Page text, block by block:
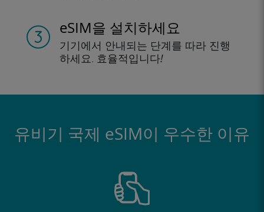
eSIM을 설치하세요
기기에서 안내되는 단계를 따라 진행
하세요. 효율적입니다!
유비기 국제 eSIM이 우수한 이유